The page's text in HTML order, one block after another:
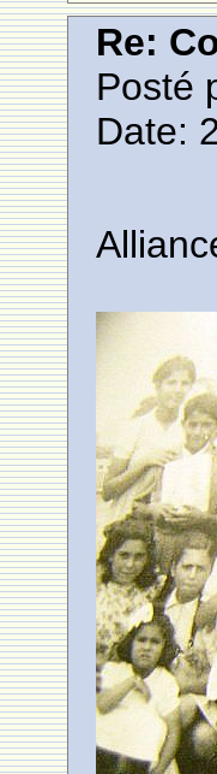
Re:
Posté
Date: